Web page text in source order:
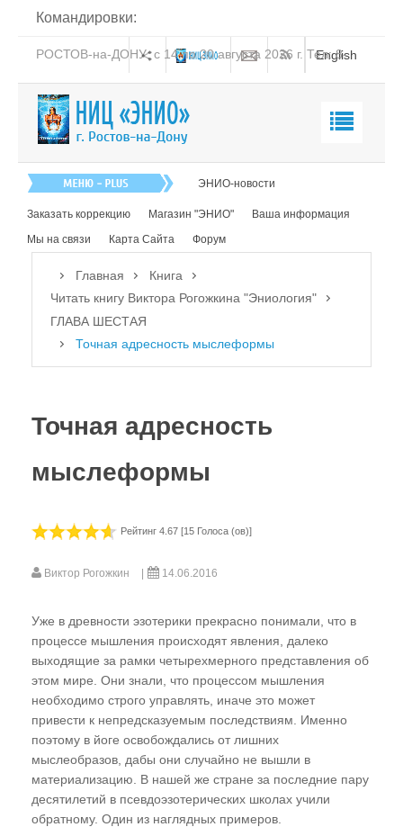
Командировки:
РОСТОВ-на-ДОНУ: с 14 по 20 августа 2026 г. Тел: 8-
English
Книга
современности
Коротко о главном
ортодоксальные воззрения
познания. Добро и зло, созидание и
ГЛАВА ВТОРАЯ
Теория торсионных полей - попытка
прорыва
Многомерность Мироздания. "Пирамида
Многомерности". Основные носители
информации. Понятия "Космос" -
ЭНИО-новости
Заказать коррекцию Магазин "ЭНИО"
Ваша информация
Мы на связи
Карта Сайта Форум
Главная
Книга
Читать книгу Виктора Рогожкина "Эниология"
ГЛАВА ШЕСТАЯ
Точная адресность мыслеформы
Точная адресность
мыслеформы
Рейтинг 4.67 [15 Голоса (ов)]
Виктор Рогожкин 14.06.2016
Уже в древности эзотерики прекрасно понимали, что в
процессе мышления происходят явления, далеко
выходящие за рамки четырехмерного представления об
этом мире. Они знали, что процессом мышления
необходимо строго управлять, иначе это может
привести к непредсказуемым последствиям. Именно
поэтому в йоге освобождались от лишних
мыслеобразов, дабы они случайно не вышли в
материализацию. В нашей же стране за последние пару
десятилетий в псевдоэзотерических школах учили
обратному. Один из наглядных примеров.